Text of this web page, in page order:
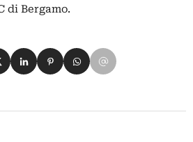
di Bergamo.
su Facebook
su X
Condividi su LinkedIn
Condividi su Pinterest
Condividi su WhatsApp
Condividi su Email